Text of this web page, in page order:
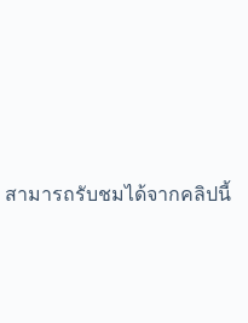
สามารถรับชมได้จากคลิปนี้